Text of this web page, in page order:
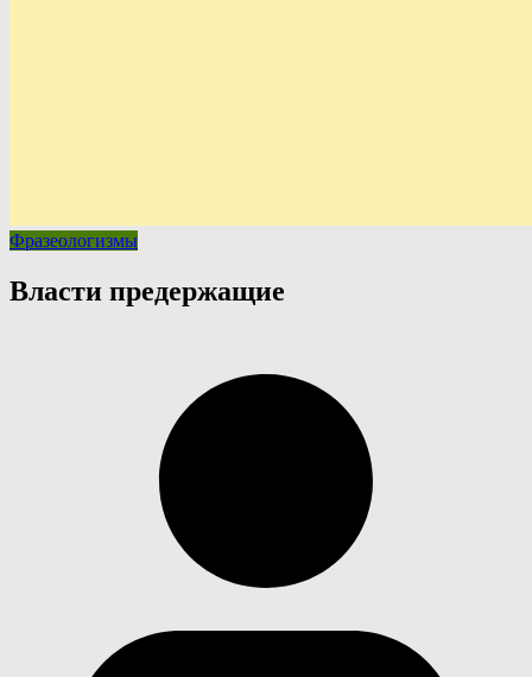
Фразеологизмы
Власти предержащие